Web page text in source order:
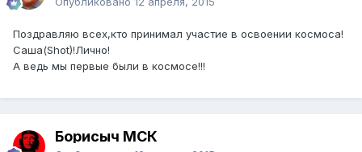
Поздравляю всех,кто принимал участие в освоении космоса!
Саша(Shot)!Лично!
А ведь мы первые были в космосе!!!
Борисыч МСК